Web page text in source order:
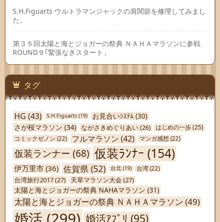
S.H.Figuarts ウルトラマンジャックの肩関節を修理してみまし
た。
第３５回太陽と海とジョガーの祭典 ＮＡＨＡマラソンに参戦
ROUND９｢緊張なきスタート」
タグ
HG (43) S.H.Figuarts (19) お見合いｼｽﾃﾑ (30)
さが桜マラソン (34) ながさきめぐりあい(26) はじめの一歩(25)
コミックゼノン (22) フルマラソン (42) マンガ感想 (22)
仮装ランナー (68) 仮装ﾗﾝﾅｰ (154)
伊万里市 (36) 佐賀県 (52) 台北 (19) 台湾 (22)
台湾旅行2017(27) 天草マラソン大会 (27)
太陽と海とジョガーの祭典 NAHAマラソン (31)
太陽と海とジョガーの祭典 ＮＡＨＡマラソン (49)
婚活ｱﾌﾟﾘ (95)